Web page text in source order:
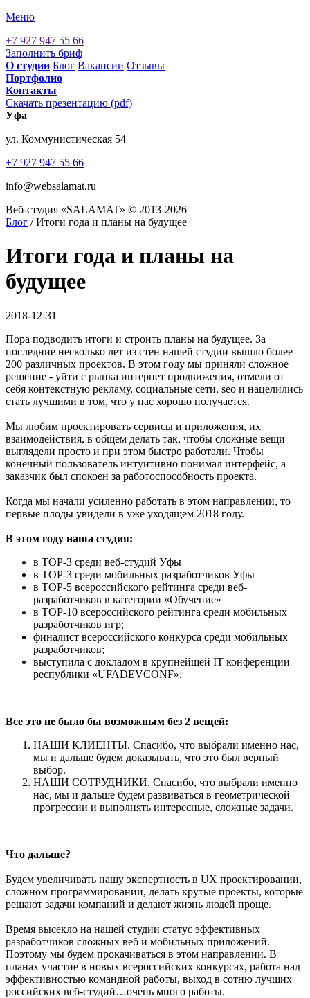
Меню
+7 927 947 55 66
Заполнить бриф
О cтудии Блог Вакансии Отзывы
Портфолио
Контакты
Скачать презентацию (pdf)
Уфа
ул. Коммунистическая 54
+7 927 947 55 66
info@websalamat.ru
Веб-студия «SALAMAT» © 2013-2026
Блог / Итоги года и планы на будущее
Итоги года и планы на
будущее
2018-12-31
Пора подводить итоги и строить планы на будущее. За
последние несколько лет из стен нашей студии вышло более
200 различных проектов. В этом году мы приняли сложное
решение - уйти с рынка интернет продвижения, отмели от
себя контекстную рекламу, социальные сети, seo и нацелились
стать лучшими в том, что у нас хорошо получается.
Мы любим проектировать сервисы и приложения, их
взаимодействия, в общем делать так, чтобы сложные вещи
выглядели просто и при этом быстро работали. Чтобы
конечный пользователь интуитивно понимал интерфейс, а
заказчик был спокоен за работоспособность проекта.
Когда мы начали усиленно работать в этом направлении, то
первые плоды увидели в уже уходящем 2018 году.
В этом году наша студия:
в TOP-3 среди веб-студий Уфы
в TOP-3 среди мобильных разработчиков Уфы
в TOP-5 всероссийского рейтинга среди веб-
разработчиков в категории «Обучение»
в TOP-10 всероссийского рейтинга среди мобильных
разработчиков игр;
финалист всероссийского конкурса среди мобильных
разработчиков;
выступила с докладом в крупнейшей IT конференции
республики «UFADEVCONF».
Все это не было бы возможным без 2 вещей:
НАШИ КЛИЕНТЫ. Спасибо, что выбрали именно нас,
мы и дальше будем доказывать, что это был верный
выбор.
НАШИ СОТРУДНИКИ. Спасибо, что выбрали именно
нас, мы и дальше будем развиваться в геометрической
прогрессии и выполнять интересные, сложные задачи.
Что дальше?
Будем увеличивать нашу экспертность в UX проектировании,
сложном программировании, делать крутые проекты, которые
решают задачи компаний и делают жизнь людей проще.
Время высекло на нашей студии статус эффективных
разработчиков сложных веб и мобильных приложений.
Поэтому мы будем прокачиваться в этом направлении. В
планах участие в новых всероссийских конкурсах, работа над
эффективностью командной работы, выход в сотню лучших
российских веб-студий…очень много работы.